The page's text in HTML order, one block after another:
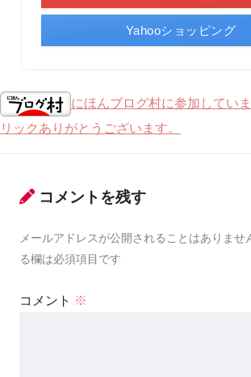
Yahooショッピング
にほんブログ村に参加してい
リックありがとうございます。
コメントを残す
メールアドレスが公開されることはありませ
る欄は必須項目です
コメント ※